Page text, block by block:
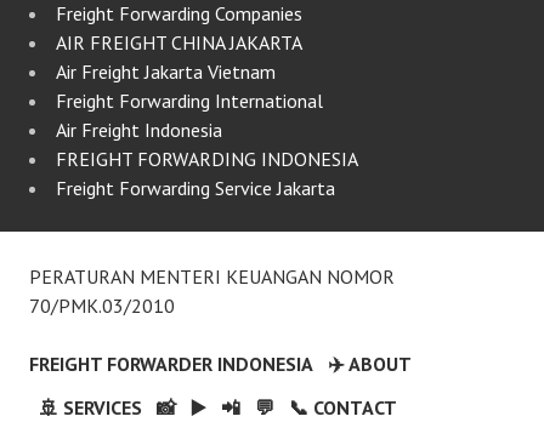
Freight Forwarding Companies
AIR FREIGHT CHINA JAKARTA
Air Freight Jakarta Vietnam
Freight Forwarding International
Air Freight Indonesia
FREIGHT FORWARDING INDONESIA
Freight Forwarding Service Jakarta
PERATURAN MENTERI KEUANGAN NOMOR
70/PMK.03/2010
FREIGHT FORWARDER INDONESIA
✈️ ABOUT
🚢 SERVICES
📸 ▶️ 📲 💬 📞 CONTACT